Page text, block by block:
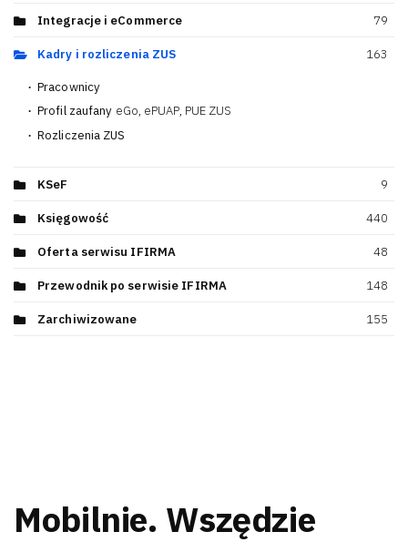
Integracje i eCommerce 79
Kadry i rozliczenia ZUS 163
Pracownicy
Profil zaufany eGo, ePUAP, PUE ZUS
Rozliczenia ZUS
KSeF 9
Księgowość 440
Oferta serwisu IFIRMA 48
Przewodnik po serwisie IFIRMA 148
Zarchiwizowane 155
Mobilnie. Wszędzie